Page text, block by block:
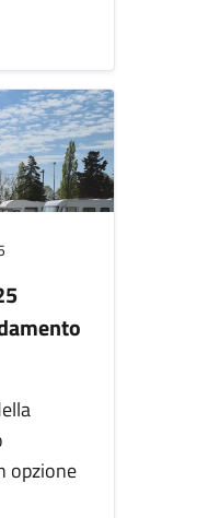
opzione